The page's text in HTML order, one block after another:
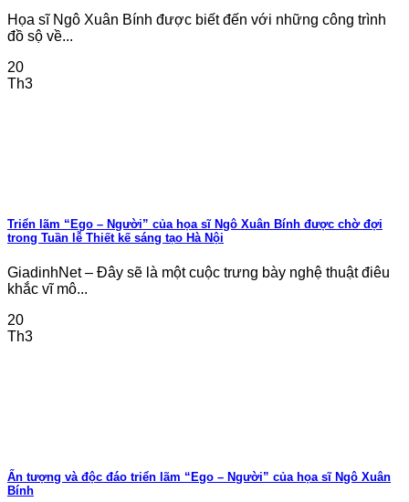
Họa sĩ Ngô Xuân Bính được biết đến với những công trình
đồ sộ về...
20
Th3
Triển lãm “Ego – Người” của họa sĩ Ngô Xuân Bính được chờ đợi
trong Tuần lễ Thiết kế sáng tạo Hà Nội
GiadinhNet – Đây sẽ là một cuộc trưng bày nghệ thuật điêu
khắc vĩ mô...
20
Th3
Ấn tượng và độc đáo triển lãm “Ego – Người” của họa sĩ Ngô Xuân
Bính